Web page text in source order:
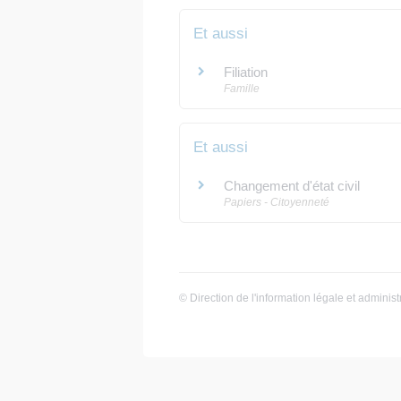
Et aussi
Filiation
Famille
Et aussi
Changement d'état civil
Papiers - Citoyenneté
© Direction de l'information légale et